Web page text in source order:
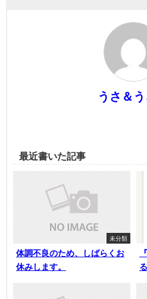
うさ＆う
最近書いた記事
未分類
体調不良のため、しばらくお
休みします。